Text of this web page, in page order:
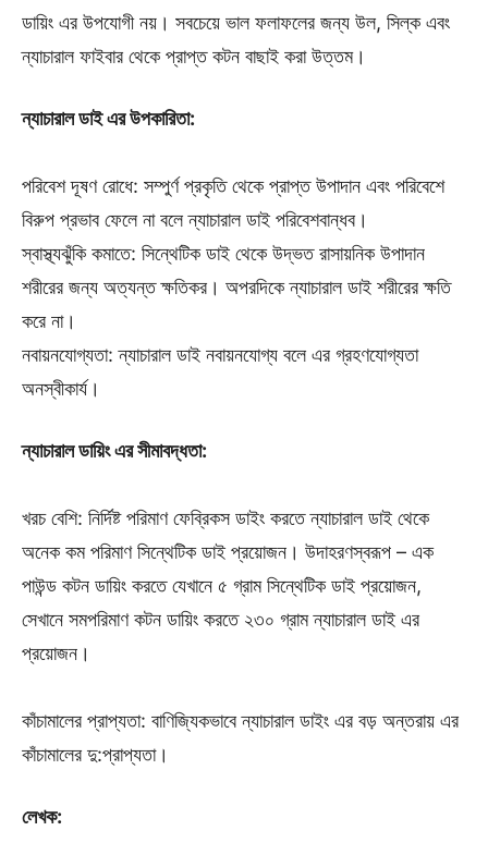
ডায়িং এর উপযোগী নয়। সবচেয়ে ভাল ফলাফলের জন্য উল, সিল্ক এবং
ন্যাচারাল ফাইবার থেকে প্রাপ্ত কটন বাছাই করা উত্তম।
ন্যাচারাল ডাই এর উপকারিতা:
পরিবেশ দূষণ রোধে: সম্পুর্ণ প্রকৃতি থেকে প্রাপ্ত উপাদান এবং পরিবেশে
বিরুপ প্রভাব ফেলে না বলে ন্যাচারাল ডাই পরিবেশবান্ধব।
স্বাস্থ্যঝুঁকি কমাতে: সিন্থেটিক ডাই থেকে উদ্ভত রাসায়নিক উপাদান
শরীরের জন্য অত্যন্ত ক্ষতিকর। অপরদিকে ন্যাচারাল ডাই শরীরের ক্ষতি
করে না।
নবায়নযোগ্যতা: ন্যাচারাল ডাই নবায়নযোগ্য বলে এর গ্রহণযোগ্যতা
অনস্বীকার্য।
ন্যাচারাল ডায়িং এর সীমাবদ্ধতা:
খরচ বেশি: নির্দিষ্ট পরিমাণ ফেব্রিকস ডাইং করতে ন্যাচারাল ডাই থেকে
অনেক কম পরিমাণ সিন্থেটিক ডাই প্রয়োজন। উদাহরণস্বরূপ – এক
পাউন্ড কটন ডায়িং করতে যেখানে ৫ গ্রাম সিন্থেটিক ডাই প্রয়োজন,
সেখানে সমপরিমাণ কটন ডায়িং করতে ২৩০ গ্রাম ন্যাচারাল ডাই এর
প্রয়োজন।
কাঁচামালের প্রাপ্যতা: বাণিজ্যিকভাবে ন্যাচারাল ডাইং এর বড় অন্তরায় এর
কাঁচামালের দু:প্রাপ্যতা।
লেখক: